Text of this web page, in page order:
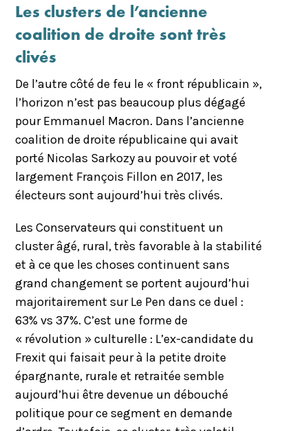
Les clusters de l’ancienne
coalition de droite sont très
clivés
De l’autre côté de feu le « front républicain »,
l’horizon n’est pas beaucoup plus dégagé
pour Emmanuel Macron. Dans l’ancienne
coalition de droite républicaine qui avait
porté Nicolas Sarkozy au pouvoir et voté
largement François Fillon en 2017, les
électeurs sont aujourd’hui très clivés.
Les Conservateurs qui constituent un
cluster âgé, rural, très favorable à la stabilité
et à ce que les choses continuent sans
grand changement se portent aujourd’hui
majoritairement sur Le Pen dans ce duel :
63% vs 37%. C’est une forme de
« révolution » culturelle : L’ex-candidate du
Frexit qui faisait peur à la petite droite
épargnante, rurale et retraitée semble
aujourd’hui être devenue un débouché
politique pour ce segment en demande